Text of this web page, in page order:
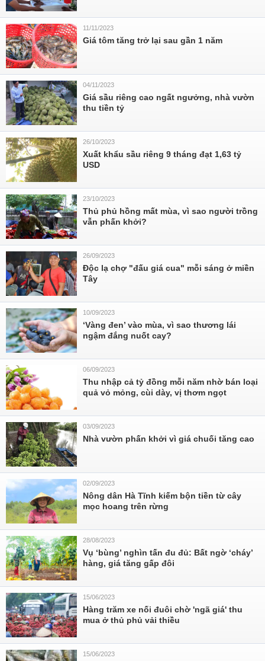
11/11/2023
Giá tôm tăng trở lại sau gần 1 năm
04/11/2023
Giá sầu riêng cao ngất ngưởng, nhà vườn
thu tiền tỷ
26/10/2023
Xuất khẩu sầu riêng 9 tháng đạt 1,63 tỷ
USD
23/10/2023
Thủ phủ hồng mất mùa, vì sao người trồng
vẫn phấn khởi?
26/09/2023
Độc lạ chợ "đấu giá cua" mỗi sáng ở miền
Tây
10/09/2023
‘Vàng đen’ vào mùa, vì sao thương lái
ngậm đắng nuốt cay?
06/09/2023
Thu nhập cả tỷ đồng mỗi năm nhờ bán loại
quả vỏ mỏng, cùi dày, vị thơm ngọt
03/09/2023
Nhà vườn phấn khởi vì giá chuối tăng cao
02/09/2023
Nông dân Hà Tĩnh kiếm bộn tiền từ cây
mọc hoang trên rừng
28/08/2023
Vụ ‘bùng’ nghìn tấn đu đủ: Bất ngờ ‘cháy’
hàng, giá tăng gấp đôi
15/06/2023
Hàng trăm xe nối đuôi chờ 'ngã giá' thu
mua ở thủ phủ vải thiều
15/06/2023